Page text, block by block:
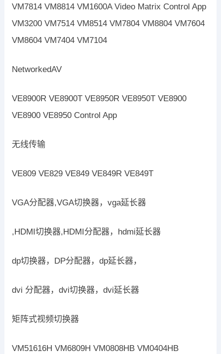
VM7814 VM8814 VM1600A Video Matrix Control App
VM3200 VM7514 VM8514 VM7804 VM8804 VM7604
VM8604 VM7404 VM7104
NetworkedAV
VE8900R VE8900T VE8950R VE8950T VE8900
VE8900 VE8950 Control App
无线传输
VE809 VE829 VE849 VE849R VE849T
VGA分配器,VGA切换器，vga延长器
,HDMI切换器,HDMI分配器，hdmi延长器
dp切换器，DP分配器，dp延长器，
dvi 分配器，dvi切换器，dvi延长器
矩阵式视频切换器
VM51616H VM6809H VM0808HB VM0404HB